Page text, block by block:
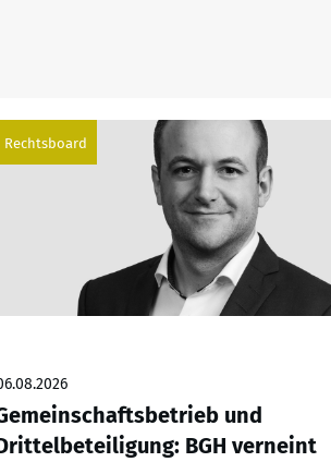
Rechtsboard
und
BGH verneint